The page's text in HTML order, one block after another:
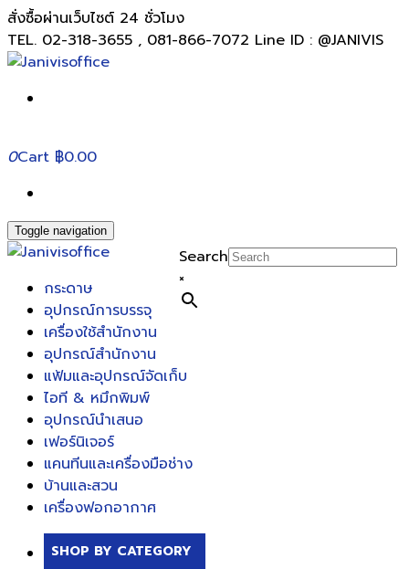
สั่งซื้อผ่านเว็บไซต์ 24 ชั่วโมง
TEL. 02-318-3655 , 081-866-7072 Line ID : @JANIVIS
0Cart ฿0.00
Toggle navigation
Search
×
กระดาษ
อุปกรณ์การบรรจุ
เครื่องใช้สำนักงาน
อุปกรณ์สำนักงาน
แฟ้มและอุปกรณ์จัดเก็บ
ไอที & หมึกพิมพ์
อุปกรณ์นำเสนอ
เฟอร์นิเจอร์
แคนทีนและเครื่องมือช่าง
บ้านและสวน
เครื่องฟอกอากาศ
SHOP BY CATEGORY